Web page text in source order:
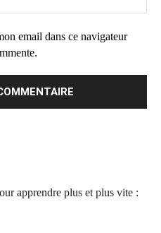
email dans ce navigateur
apprendre plus et plus vite :